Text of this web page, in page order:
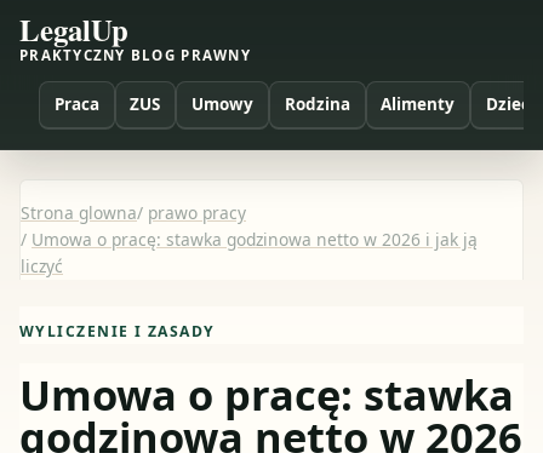
LegalUp
PRAKTYCZNY BLOG PRAWNY
Praca ZUS Umowy Rodzina Alimenty Dzieci
Strona glowna/ prawo pracy
/ Umowa o pracę: stawka godzinowa netto w 2026 i jak ją
liczyć
WYLICZENIE I ZASADY
Umowa o pracę: stawka
godzinowa netto w 2026